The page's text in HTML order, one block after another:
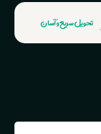
تحویل سریع و آسان